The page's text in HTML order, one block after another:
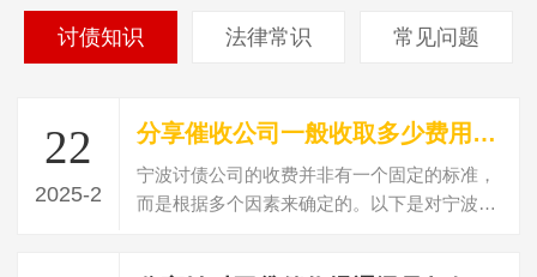
讨债知识 法律常识 常见问题
22
2025-2
分享催收公司一般收取多少费用？讨债收费标准？
宁波讨债公司的收费并非有一个固定的标准，
而是根据多个因素来确定的。以下是对宁波讨